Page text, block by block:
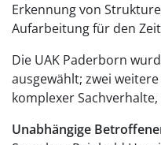
Erkennung von
Aufarbeitung für den
Die UAK Paderborn
ausgewählt; zwei
komplexer
Unabhängige